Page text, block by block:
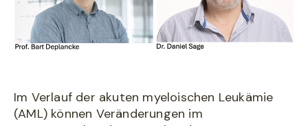
Im Verlauf der akuten myeloischen Leukämie
(AML) können Veränderungen im